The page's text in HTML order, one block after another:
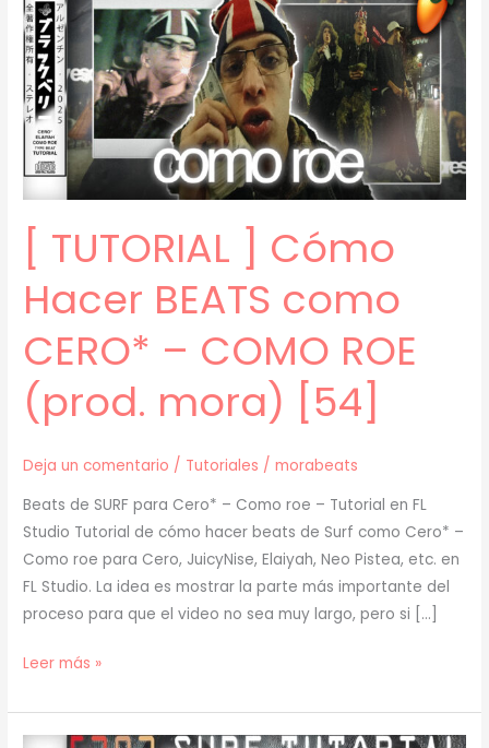
[ TUTORIAL ] Cómo
Hacer BEATS como
CERO* – COMO ROE
(prod. mora) [54]
Deja un comentario / Tutoriales /morabeats
Beats de SURF para Cero* – Como roe – Tutorial en FL
Studio Tutorial de cómo hacer beats de Surf como Cero* –
Como roe para Cero, JuicyNise, Elaiyah, Neo Pistea, etc. en
FL Studio. La idea es mostrar la parte más importante del
proceso para que el video no sea muy largo, pero si […]
[
]
Leer más »